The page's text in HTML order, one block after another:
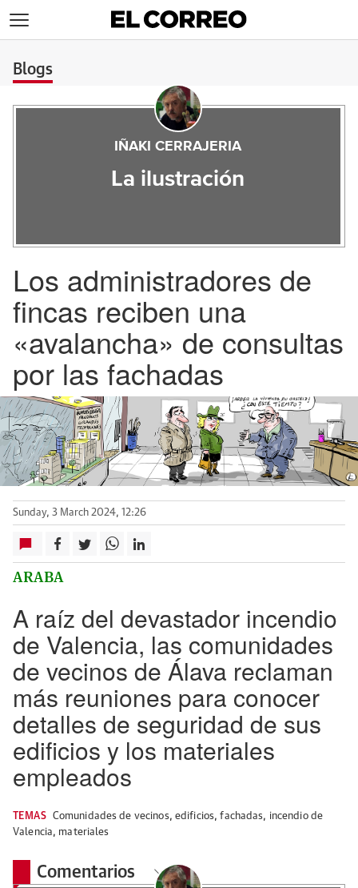
Blogs
IÑAKI CERRAJERIA
La ilustración
Los administradores de
fincas reciben una
«avalancha» de consultas
por las fachadas
Sunday, 3 March 2024, 12:26
ARABA
A raíz del devastador incendio
de Valencia, las comunidades
de vecinos de Álava reclaman
más reuniones para conocer
detalles de seguridad de sus
edificios y los materiales
empleados
TEMAS Comunidades de vecinos, edificios,fachadas, incendio de
Valencia, materiales
Comentarios